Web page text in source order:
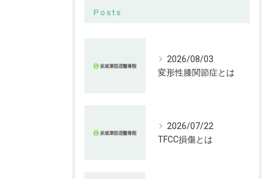
Posts
2026/08/03
変形性膝関節症とは
2026/07/22
TFCC損傷とは